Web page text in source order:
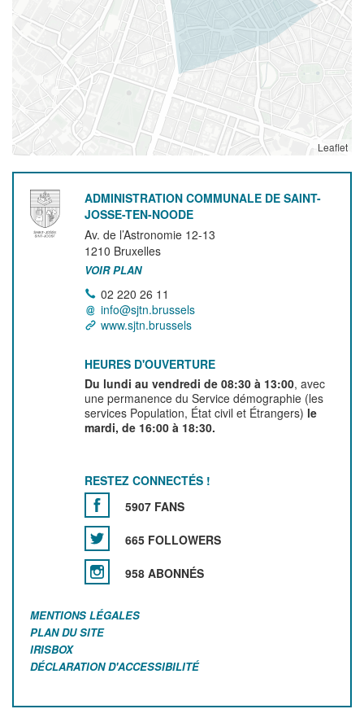
Leaflet
ADMINISTRATION COMMUNALE DE SAINT-
JOSSE-TEN-NOODE
Av. de l’Astronomie 12-13
1210 Bruxelles
VOIR PLAN
02 220 26 11
info@sjtn.brussels
www.sjtn.brussels
HEURES D'OUVERTURE
Du lundi au vendredi de 08:30 à 13:00, avec
une permanence du Service démographie (les
services Population, État civil et Étrangers) le
mardi, de 16:00 à 18:30.
RESTEZ CONNECTÉS !
5907 FANS
665 FOLLOWERS
958 ABONNÉS
MENTIONS LÉGALES
PLAN DU SITE
IRISBOX
DÉCLARATION D'ACCESSIBILITÉ